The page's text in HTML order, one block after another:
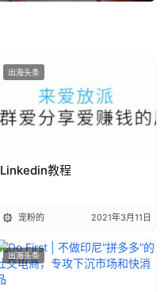
出海头条
Linkedin教程
宠粉的 2021年3月11日
出海头条